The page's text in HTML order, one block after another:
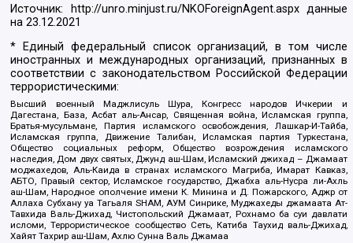
Источник: http://unro.minjust.ru/NKOForeignAgent.aspxданные
на23.12.2021
* Единый федеральный список организаций, в том числе
иностранных и международных организаций, признанных в
соответствии с законодательством Российской Федерации
террористическими:
Высший военный Маджлисуль Шура, Конгресс народов Ичкерии и
Дагестана, База, Асбат аль-Ансар, Священная война, Исламская группа,
Братья-мусульмане, Партия исламского освобождения, Лашкар-И-Тайба,
Исламская группа, Движение Талибан, Исламская партия Туркестана,
Общество социальных реформ, Общество возрождения исламского
наследия, Дом двух святых, Джунд аш-Шам, Исламский джихад – Джамаат
моджахедов, Аль-Каида в странах исламского Магриба, Имарат Кавказ,
АБТО, Правый сектор, Исламское государство, Джабха аль-Нусра ли-Ахль
аш-Шам, Народное ополчение имени К. Минина и Д. Пожарского, Аджр от
Аллаха Субхану уа Тагьаля SHAM, АУМ Синрике, Муджахеды джамаата Ат-
Тавхида Валь-Джихад, Чистопольский Джамаат, Рохнамо ба суи давлати
исломи, Террористическое сообщество Сеть, Катиба Таухид валь-Джихад,
Хайят Тахрир аш-Шам, Ахлю Сунна Валь Джамаа